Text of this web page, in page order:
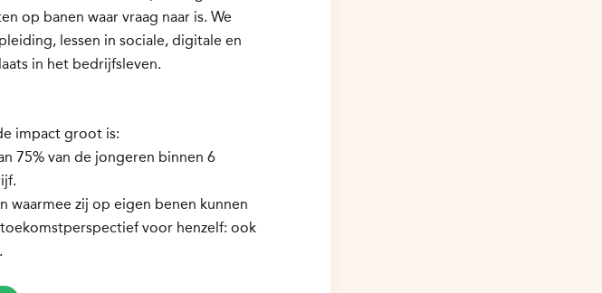
op banen waar vraag naar is. We
lessen in sociale, digitale en
in het bedrijfsleven.
impact groot is:
75% van de jongeren binnen 6
waarmee zij op eigen benen kunnen
voor henzelf: ook